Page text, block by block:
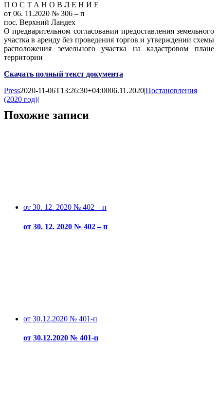
П О С Т А Н О В Л Е Н И Е
от 06. 11.2020 № 306 – п
пос. Верхний Ландех
О предварительном согласовании предоставления земельного
участка в аренду без проведения торгов и утверждении схемы
расположения земельного участка на кадастровом плане
территории
Скачать полный текст документа
Press2020-11-06T13:26:30+04:0006.11.2020|Постановления
(2020 год)|
Похожие записи
от 30. 12. 2020 № 402 – п
от 30. 12. 2020 № 402 – п
от 30.12.2020 № 401-п
от 30.12.2020 № 401-п